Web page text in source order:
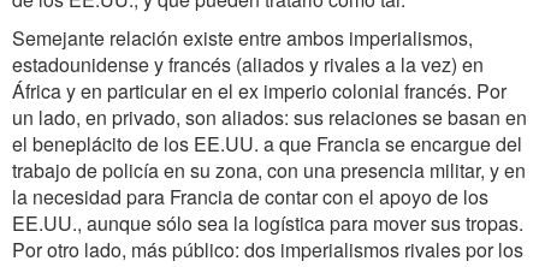
Semejante relación existe entre ambos imperialismos,
estadounidense y francés (aliados y rivales a la vez) en
África y en particular en el ex imperio colonial francés. Por
un lado, en privado, son aliados: sus relaciones se basan en
el beneplácito de los EE.UU. a que Francia se encargue del
trabajo de policía en su zona, con una presencia militar, y en
la necesidad para Francia de contar con el apoyo de los
EE.UU., aunque sólo sea la logística para mover sus tropas.
Por otro lado, más público: dos imperialismos rivales por los